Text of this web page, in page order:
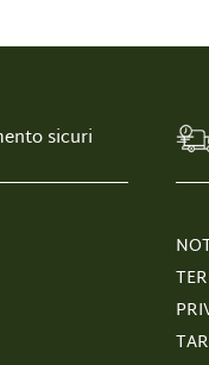
sicuri